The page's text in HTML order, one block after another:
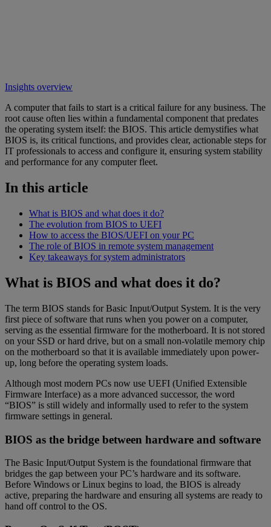
Insights overview
A computer that fails to start is a critical failure for any business. The
root cause often lies within a fundamental component that predates
the operating system itself: the BIOS. This article demystifies what
BIOS is, its critical functions, and provides clear, actionable steps for
IT professionals to access and configure it, ensuring system stability
and performance for any computer fleet.
In this article
What is BIOS and what does it do?
The evolution from BIOS to UEFI
How to access the BIOS/UEFI on your PC
The role of BIOS in remote system management
Key takeaways for system administrators
What is BIOS and what does it do?
The term BIOS stands for Basic Input/Output System. It is the very
first piece of software that runs when you power on a computer,
serving as the essential firmware for the motherboard. It is not stored
on your SSD or hard drive, but on a small non-volatile memory chip
on the motherboard so that it is available immediately upon power-
up, long before the operating system loads.
Although most modern PCs now use UEFI (Unified Extensible
Firmware Interface) as a more advanced successor, the word
“BIOS” is still widely and informally used to refer to the system
firmware settings in general.
BIOS as the bridge between hardware and software
The Basic Input/Output System is the foundational firmware that
bridges the gap between your PC’s hardware and its software.
Before Windows or Linux begins to load, the BIOS is already
active, preparing the hardware and ensuring all systems are ready to
hand off control to the OS.